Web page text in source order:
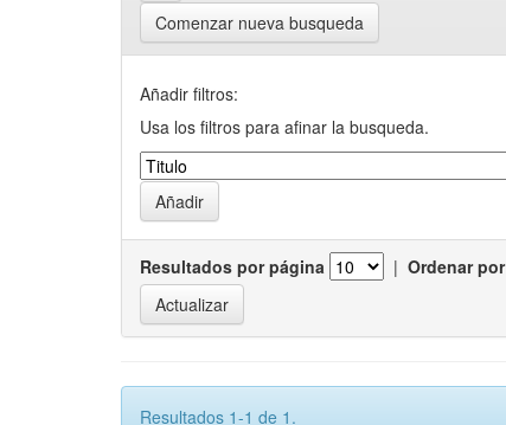
Comenzar nueva busqueda
Añadir filtros:
Usa los filtros para afinar la busqueda.
Resultados por página | Ordenar por
Resultados 1-1 de 1.